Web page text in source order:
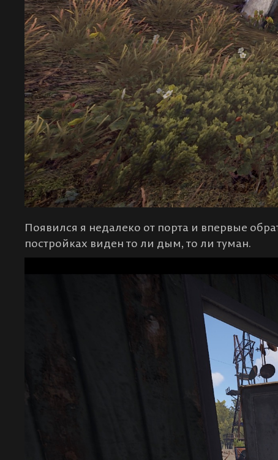
Появился я недалеко от порта и впервые
постройках виден то ли дым, то ли туман.